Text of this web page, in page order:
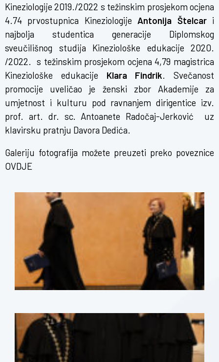
Kineziologije 2019./2022 s težinskim prosjekom ocjena
4.74 prvostupnica Kineziologije Antonija Štelcar i
najbolja studentica generacije Diplomskog
sveučilišnog studija Kineziološke edukacije 2020.
/2022. s težinskim prosjekom ocjena 4,79 magistrica
Kineziološke edukacije Klara Findrik. Svečanost
promocije uveličao je ženski zbor Akademije za
umjetnost i kulturu pod ravnanjem dirigentice izv.
prof. art. dr. sc. Antoanete Radočaj-Jerković uz
klavirsku pratnju Davora Dedića.
Galeriju fotografija možete preuzeti preko poveznice
OVDJE